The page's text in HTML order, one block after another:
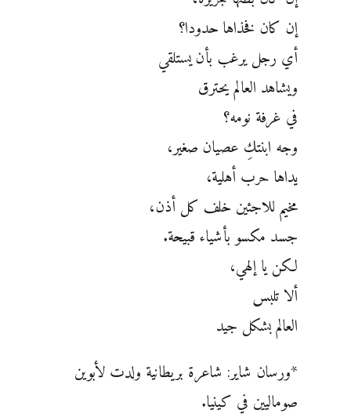
إن كان فخذاها حدودا؟
أي رجل يرغب بأن يستلقي
ويشاهد العالم يحترق
في غرفة نومه؟
وجه ابنتكِ عصيان صغير،
يداها حرب أهلية،
مخيم للاجئين خلف كل أذن،
جسد مكسو بأشياء قبيحة.
لكن يا إلهي،
ألا تلبس
العالم بشكل جيد
*ورسان شاير: شاعرة بريطانية ولدت لأبوين
صوماليين في كينيا.